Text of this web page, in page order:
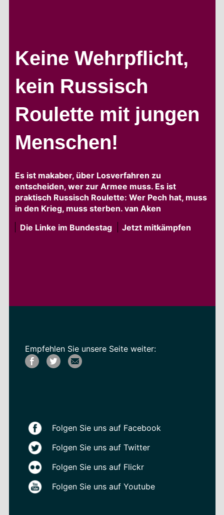
Keine Wehrpflicht,
kein Russisch
Roulette mit jungen
Menschen!
Es ist makaber, über Losverfahren zu
entscheiden, wer zur Armee muss. Es ist
praktisch Russisch Roulette: Wer Pech hat, muss
in den Krieg, muss sterben. van Aken
Die Linke im Bundestag
Jetzt mitkämpfen
Empfehlen Sie unsere Seite weiter:
Folgen Sie uns auf Facebook
Folgen Sie uns auf Twitter
Folgen Sie uns auf Flickr
Folgen Sie uns auf Youtube